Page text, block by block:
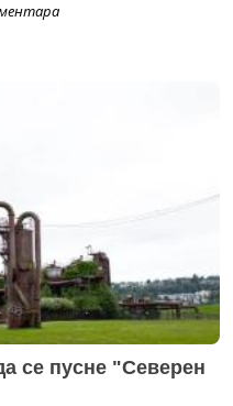
се пусне "Северен